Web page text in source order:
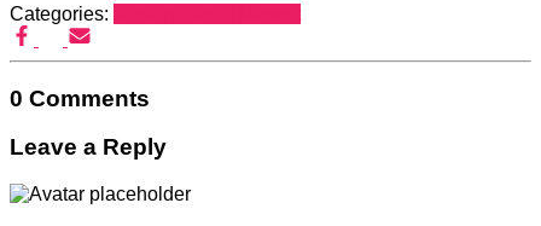
Categories:
0 Comments
Leave a Reply